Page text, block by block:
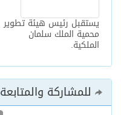
يستقبل رئيس هيئة تطوير
محمية الملك سلمان
الملكية.
للمشاركة والمتابعة